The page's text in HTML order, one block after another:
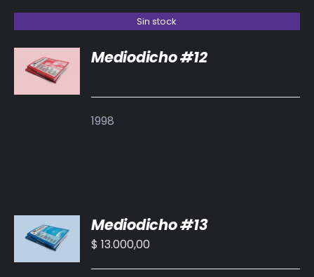
Sin stock
DETALLES
Mediodicho #12
1998
AL
CARRITO
/
Mediodicho #13
$ 13.000,00